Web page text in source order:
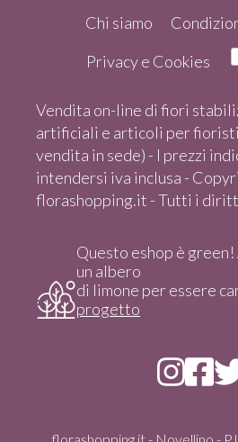
Chi siamo
Privacy e Cookies
Vendita on-line di fiori
artificiali e articoli per
vendita in sede) - I prezzi
intendersi iva inclusa -
florashopping.it - Tutti i
Questo eshop è
un albero
di limone per essere
progetto